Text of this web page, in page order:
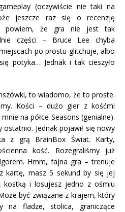
(oczywiście nie taki na
jeszcze raz się o recenzję
powiem, że gra nie jest tak
części – Bruce Lee chyba
po prostu glitchuje, albo
potyka… Jednak i tak cieszyło
to wiadomo, że to proste.
Kości – dużo gier z kośćmi
na półce Seasons (genialne).
Jednak pojawił się nowy
z grą BrainBox Świat. Karty,
kość. Rozegraliśmy już
Hmm, fajna gra – trenuje
kartę, masz 5 sekund by się jej
kostką i losujesz jedno z ośmiu
być związane z krajem, który
fladze, stolica, graniczące